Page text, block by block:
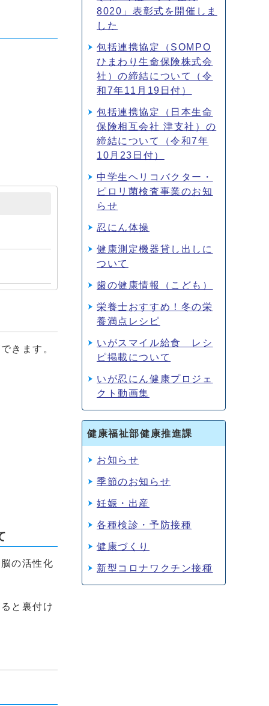
きます。
の活性化
と裏付け
8020」表彰式を開催しま
した
包括連携協定（SOMPO
ひまわり生命保険株式会
社）の締結について（令
和7年11月19日付）
包括連携協定（日本生命
保険相互会社 津支社）の
締結について（令和7年
10月23日付）
中学生ヘリコバクター・
ピロリ菌検査事業のお知
らせ
忍にん体操
健康測定機器貸し出しに
ついて
歯の健康情報（こども）
栄養士おすすめ！冬の栄
養満点レシピ
いがスマイル給食 レシ
ピ掲載について
いが忍にん健康プロジェ
クト動画集
健康福祉部健康推進課
お知らせ
季節のお知らせ
妊娠・出産
各種検診・予防接種
健康づくり
新型コロナワクチン接種